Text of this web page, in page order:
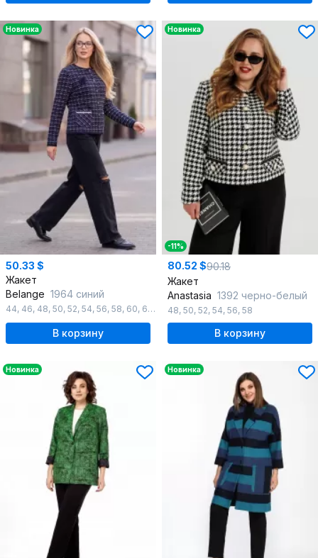
Новинка
50.33 $
Жакет
Belange 1964 синий
44, 46, 48, 50, 52, 54, 56, 58, 60, 62 ,
В корзину
Новинка
-11%
80.52 $90.18
Жакет
Anastasia 1392 черно-белый
48, 50, 52, 54, 56, 58
В корзину
Новинка Новинка